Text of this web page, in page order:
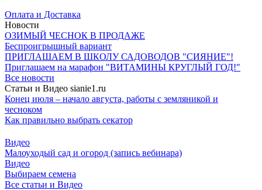
Оплата и Доставка
Новости
ОЗИМЫЙ ЧЕСНОК В ПРОДАЖЕ
Беспроигрышный вариант
ПРИГЛАШАЕМ В ШКОЛУ САДОВОДОВ "СИЯНИЕ"!
Приглашаем на марафон "ВИТАМИНЫ КРУГЛЫЙ ГОД!"
Все новости
Статьи и Видео sianie1.ru
Конец июля – начало августа, работы с земляникой и
чесноком
Как правильно выбрать секатор
Видео
Малоуходый сад и огород (запись вебинара)
Видео
Выбираем семена
Все cтатьи и Видео